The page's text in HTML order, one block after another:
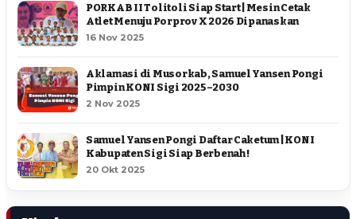
PORKAB II Tolitoli Siap Start | Mesin Cetak
Atlet Menuju Porprov X 2026 Dipanaskan
16 Nov 2025
Aklamasi di Musorkab, Samuel Yansen Pongi
Pimpin KONI Sigi 2025–2030
2 Nov 2025
Samuel Yansen Pongi Daftar Caketum | KONI
Kabupaten Sigi Siap Berbenah !
20 Okt 2025